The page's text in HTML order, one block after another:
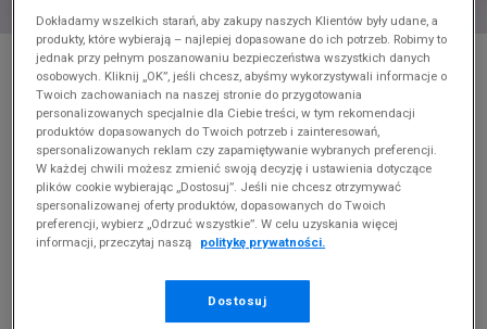
* Zdjęcie poglądowe
PUMA T-SHIRT ESS+ EMBROIDERY
Produkt pochodzi z końcówek aktualnych kolekcji, ubiegłych
sezonów lub z ekspozycji.
Szczegóły.
119,99 zł cena rekomendowana przez producenta
50 zł
Dokładamy wszelkich starań, aby zakupy naszych Klientów były udane, a
produkty, które wybierają – najlepiej dopasowane do ich potrzeb. Robimy to
jednak przy pełnym poszanowaniu bezpieczeństwa wszystkich danych
osobowych. Kliknij „OK”, jeśli chcesz, abyśmy wykorzystywali informacje o
Twoich zachowaniach na naszej stronie do przygotowania
personalizowanych specjalnie dla Ciebie treści, w tym rekomendacji
produktów dopasowanych do Twoich potrzeb i zainteresowań,
spersonalizowanych reklam czy zapamiętywanie wybranych preferencji.
W każdej chwili możesz zmienić swoją decyzję i ustawienia dotyczące
plików cookie wybierając „Dostosuj”. Jeśli nie chcesz otrzymywać
spersonalizowanej oferty produktów, dopasowanych do Twoich
preferencji, wybierz „Odrzuć wszystkie”. W celu uzyskania więcej
informacji, przeczytaj naszą
politykę prywatności.
Dostosuj